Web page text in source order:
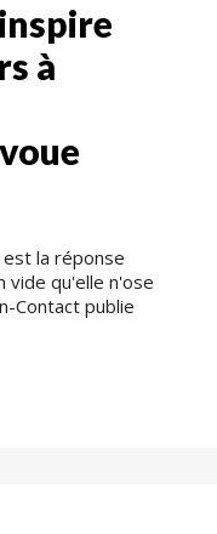
à
la réponse
vide qu'elle n'ose
Contact publie